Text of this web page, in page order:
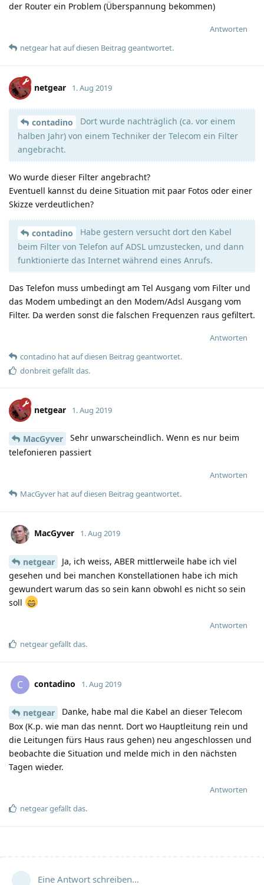
der Router ein Problem (Überspannung bekommen)
Antworten
netgear hatauf diesen Beitrag geantwortet.
netgear 1. Aug 2019
contadino
Dort wurde nachträglich (ca. vor einem
halben Jahr) von einem Techniker der Telecom ein Filter
angebracht.
Wo wurde dieser Filter angebracht?
Eventuell kannst du deine Situation mit paar Fotos oder einer
Skizze verdeutlichen?
contadino
Habe gestern versucht dort den Kabel
beim Filter von Telefon auf ADSL umzustecken, und dann
funktionierte das Internet während eines Anrufs.
Das Telefon muss umbedingt am Tel Ausgang vom Filter und
das Modem umbedingt an den Modem/Adsl Ausgang vom
Filter. Da werden sonst die falschen Frequenzen raus gefiltert.
Antworten
contadino hatauf diesen Beitrag geantwortet.
donbreitgefällt das.
netgear 1. Aug 2019
MacGyver
Sehr unwarscheindlich. Wenn es nur beim
telefonieren passiert
Antworten
MacGyver hatauf diesen Beitrag geantwortet.
MacGyver 1. Aug 2019
netgear
Ja, ich weiss, ABER mittlerweile habe ich viel
gesehen und bei manchen Konstellationen habe ich mich
gewundert warum das so sein kann obwohl es nicht so sein
soll
Antworten
netgeargefällt das.
C contadino 1. Aug 2019
netgear
Danke, habe mal die Kabel an dieser Telecom
Box (K.p. wie man das nennt. Dort wo Hauptleitung rein und
die Leitungen fürs Haus raus gehen) neu angeschlossen und
beobachte die Situation und melde mich in den nächsten
Tagen wieder.
Antworten
netgeargefällt das.
Eine Antwort schreiben…